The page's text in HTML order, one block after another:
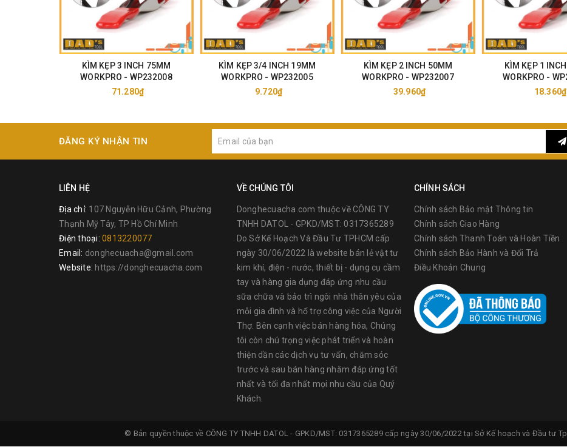
Sản phẩm mới 100% (trừ hàng trưng bày thanh lý)
KÌM KẸP 3 INCH 75MM
WORKPRO - WP232008
71.280₫
KÌM KẸP 3/4 INCH 19MM
WORKPRO - WP232005
9.720₫
KÌM KẸP 2 INCH 50MM
WORKPRO - WP232007
39.960₫
KÌM KẸP 1
WORKPRO -
18.360₫
ĐĂNG KÝ NHẬN TIN
LIÊN HỆ
Địa chỉ: 107 Nguyễn Hữu Cảnh, Phường
Thạnh Mỹ Tây, TP Hồ Chí Minh
Điện thoại: 0813220077
Email: donghecuacha@gmail.com
Website: https://donghecuacha.com
VỀ CHÚNG TÔI
Donghecuacha.com thuộc về CÔNG TY
TNHH DATOL - GPKD/MST: 0317365289
Do Sở Kế Hoạch Và Đầu Tư TPHCM cấp
ngày 30/06/2022 là website bán lẻ vật tư
kim khí, điện - nước, thiết bị - dụng cụ cầm
tay và hàng gia dụng đáp ứng nhu cầu
sữa chữa và bảo trì ngôi nhà thân yêu của
mỗi gia đình và hổ trợ công việc của Người
Thợ. Bên cạnh việc bán hàng hóa, Chúng
tôi còn chú trọng việc phát triển và hoàn
thiện dần các dịch vụ tư vấn, chăm sóc
trước và sau bán hàng nhằm đáp ứng tốt
nhất và tối đa nhất mọi nhu cầu của Quý
Khách.
CHÍNH SÁCH
Chính sách Bảo mật Thông tin
Chính sách Giao Hàng
Chính sách Thanh Toán và Hoàn Tiền
Chính sách Bảo Hành và Đổi Trả
Điều Khoản Chung
© Bản quyền thuộc về CÔNG TY TNHH DATOL - GPKD/MST: 0317365289 cấp ngày 30/06/2022 tại Sở Kế hoạch và Đầu tư